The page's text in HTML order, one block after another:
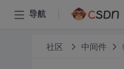
导航
社区 中间件